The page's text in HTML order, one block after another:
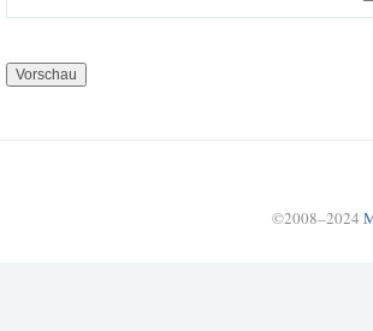
©2008–2024